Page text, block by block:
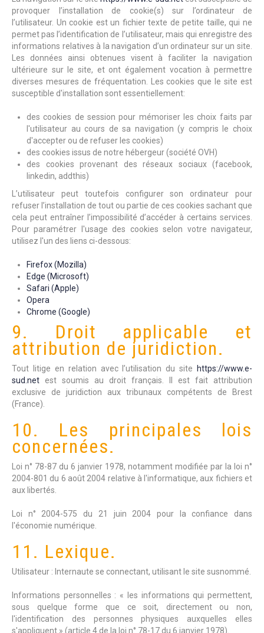
provoquer l’installation de cookie(s) sur l’ordinateur de
l’utilisateur. Un cookie est un fichier texte de petite taille, qui ne
permet pas l’identification de l’utilisateur, mais qui enregistre des
informations relatives à la navigation d’un ordinateur sur un site.
Les données ainsi obtenues visent à faciliter la navigation
ultérieure sur le site, et ont également vocation à permettre
diverses mesures de fréquentation. Les cookies que le site est
susceptible d'installation sont essentiellement:
des cookies de session pour mémoriser les choix faits par
l'utilisateur au cours de sa navigation (y compris le choix
d'accepter ou de refuser les cookies)
des cookies issus de notre hébergeur (société OVH)
des cookies provenant des réseaux sociaux (facebook,
linkedin, addthis)
L’utilisateur peut toutefois configurer son ordinateur pour
refuser l’installation de tout ou partie de ces cookies sachant que
cela peut entraîner l’impossibilité d’accéder à certains services.
Pour paramétrer l'usage des cookies selon votre navigateur,
utilisez l'un des liens ci-dessous:
Firefox (Mozilla)
Edge (Microsoft)
Safari (Apple)
Opera
Chrome (Google)
9. Droit applicable et
attribution de juridiction.
Tout litige en relation avec l’utilisation du site
https://www.e-
sud.net est soumis au droit français. Il est fait attribution
exclusive de juridiction aux tribunaux compétents de Brest
(France).
10. Les principales lois
concernées.
Loi n° 78-87 du 6 janvier 1978, notamment modifiée par la loi n°
2004-801 du 6 août 2004 relative à l'informatique, aux fichiers et
aux libertés.
Loi n° 2004-575 du 21 juin 2004 pour la confiance dans
l'économie numérique.
11. Lexique.
Utilisateur : Internaute se connectant, utilisant le site susnommé.
Informations personnelles : « les informations qui permettent,
sous quelque forme que ce soit, directement ou non,
l'identification des personnes physiques auxquelles elles
s'appliquent » (article 4 de la loi n° 78-17 du 6 janvier 1978).